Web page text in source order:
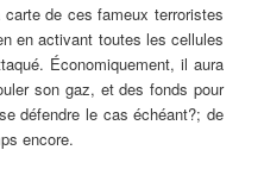
de ces fameux terroristes
en activant toutes les cellules
Économiquement, il aura
son gaz, et des fonds pour
défendre le cas échéant?; de
encore.